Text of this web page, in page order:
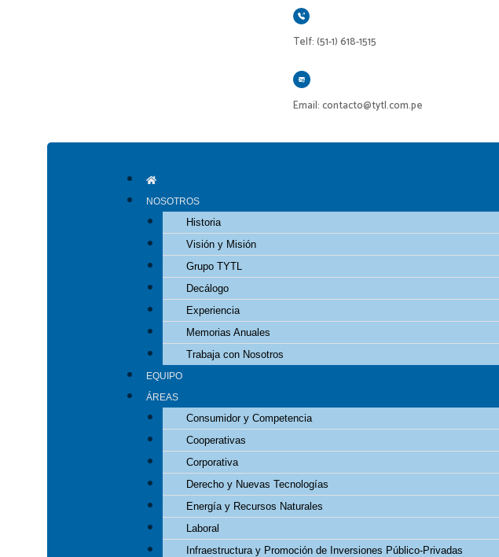
Telf: (51-1) 618-1515
Email: contacto@tytl.com.pe
NOSOTROS
Historia
Visión y Misión
Grupo TYTL
Decálogo
Experiencia
Memorias Anuales
Trabaja con Nosotros
EQUIPO
ÁREAS
Consumidor y Competencia
Cooperativas
Corporativa
Derecho y Nuevas Tecnologías
Energía y Recursos Naturales
Laboral
Infraestructura y Promoción de Inversiones Público-Privadas